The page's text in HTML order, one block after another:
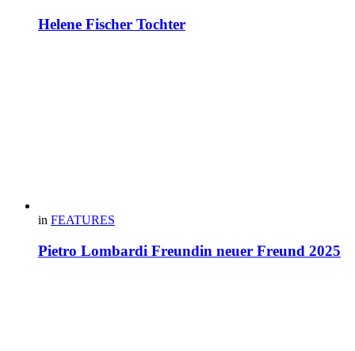
Helene Fischer Tochter
in FEATURES
Pietro Lombardi Freundin neuer Freund 2025